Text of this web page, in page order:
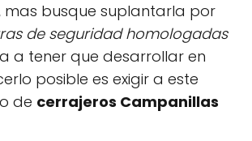
busque suplantarla por
de seguridad homologadas
a tener que desarrollar en
posible es exigir a este
de cerrajeros Campanillas